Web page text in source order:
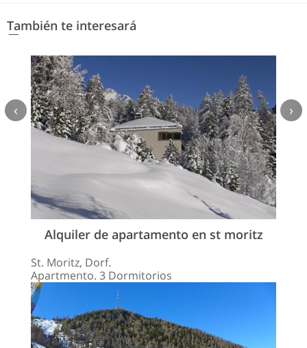
También te interesará
Alquiler de apartamento en st moritz
St. Moritz, Dorf.
Apartmento. 3 Dormitorios
‹ ›